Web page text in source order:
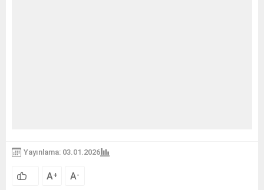
Yayınlama: 03.01.2026
A+ A-